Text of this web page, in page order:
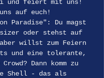
und feiert mit uns!
auf euch!
Paradise": Du magst
oder stehst auf
aber willst zum Feiern
und eine tolerante,
Dann komm zu
Shell - das als